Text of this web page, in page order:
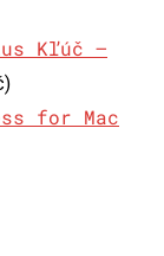
Kľúč –
for Mac